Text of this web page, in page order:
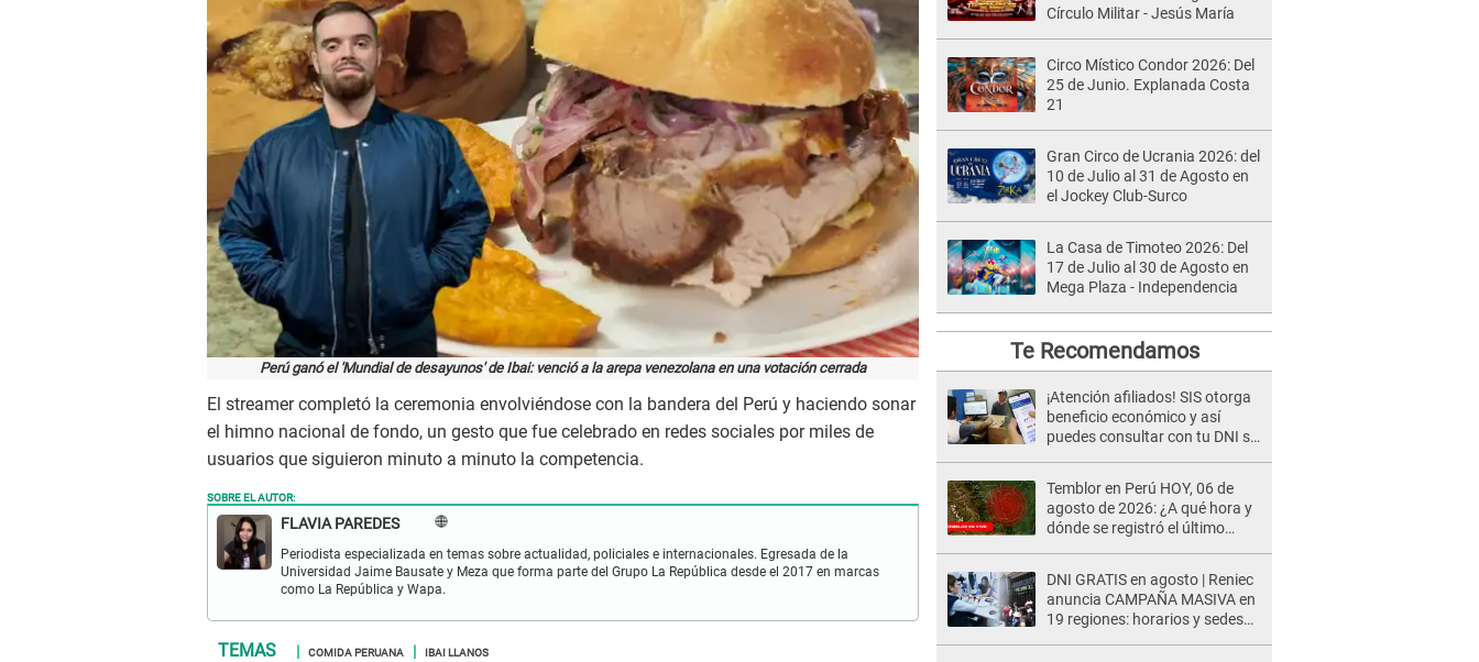
Perú ganó el 'Mundial de desayunos' de Ibai: venció a la arepa venezolana en una votación cerrada
El streamer completó la ceremonia envolviéndose con la bandera del Perú y haciendo sonar
el himno nacional de fondo, un gesto que fue celebrado en redes sociales por miles de
usuarios que siguieron minuto a minuto la competencia.
SOBRE EL AUTOR:
FLAVIA PAREDES
Periodista especializada en temas sobre actualidad, policiales e internacionales. Egresada de la
Universidad Jaime Bausate y Meza que forma parte del Grupo La República desde el 2017 en marcas
como La República y Wapa.
COMIDA PERUANA IBAI LLANOS
Círculo Militar - Jesús María
Circo Místico Condor 2026: Del
25 de Junio. Explanada Costa
21
Gran Circo de Ucrania 2026: del
10 de Julio al 31 de Agosto en
el Jockey Club-Surco
La Casa de Timoteo 2026: Del
17 de Julio al 30 de Agosto en
Mega Plaza - Independencia
Te Recomendamos
¡Atención afiliados! SIS otorga
beneficio económico y así
puedes consultar con tu DNI si
Temblor en Perú HOY, 06 de
agosto de 2026: ¿A qué hora y
dónde se registró el último
DNI GRATIS en agosto | Reniec
anuncia CAMPAÑA MASIVA en
19 regiones: horarios y sedes